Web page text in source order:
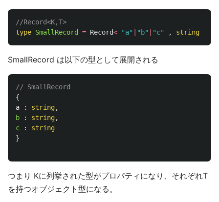
//Record<K,T>
type SmallRecord = Record< "a" " b" "c" , string
SmallRecord は以下の型として展開される
// SmallRecord
{
a
: string,
b
: string,
c
:
string
}
つまり Kに列挙された型がプロパティになり、それぞれT
を持つオブジェクト型になる。